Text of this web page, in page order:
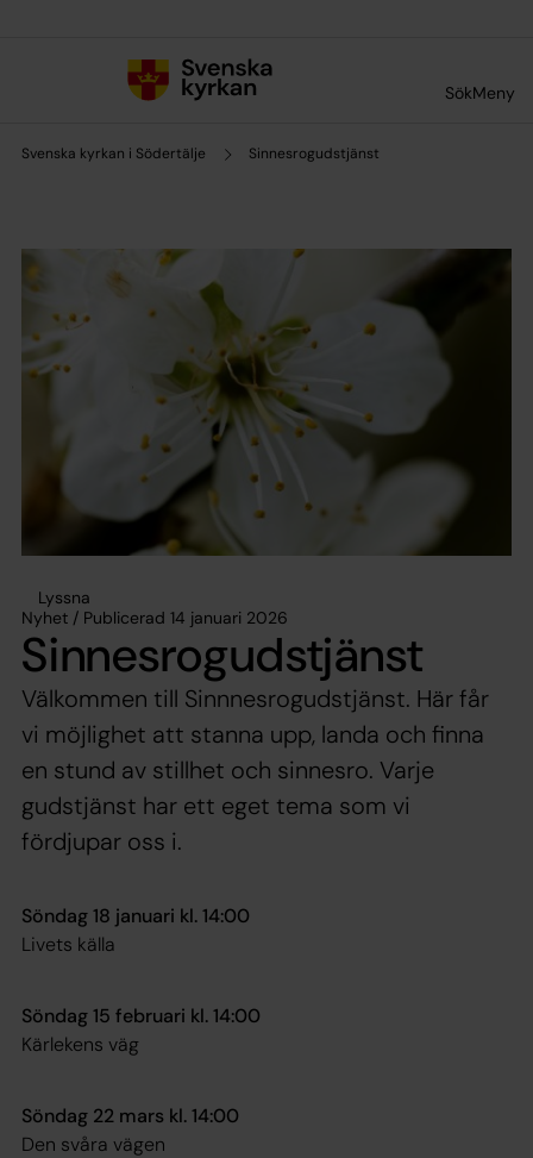
SökMeny
Svenska kyrkan i Södertälje Sinnesrogudstjänst
Lyssna
Nyhet / Publicerad 14 januari 2026
Sinnesrogudstjänst
Välkommen till Sinnnesrogudstjänst. Här får
vi möjlighet att stanna upp, landa och finna
en stund av stillhet och sinnesro. Varje
gudstjänst har ett eget tema som vi
fördjupar oss i.
Söndag 18 januari kl. 14:00
Livets källa
Söndag 15 februari kl. 14:00
Kärlekens väg
Söndag 22 mars kl. 14:00
Den svåra vägen